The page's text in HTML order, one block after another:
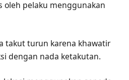
oleh pelaku menggunakan
takut turun karena khawatir
dengan nada ketakutan.